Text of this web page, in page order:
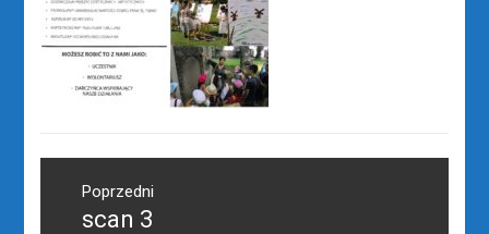
Nawigacja
wpisuPoprzedni
Poprzedni
scan 3